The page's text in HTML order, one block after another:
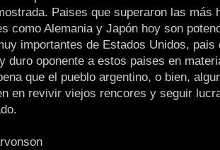
Paises que superaron las más
como Alemania y Japón hoy son
importantes de Estados Unidos, pais
duro oponente a estos paises en
que el pueblo argentino, o bien,
en revivir viejos rencores y seguir